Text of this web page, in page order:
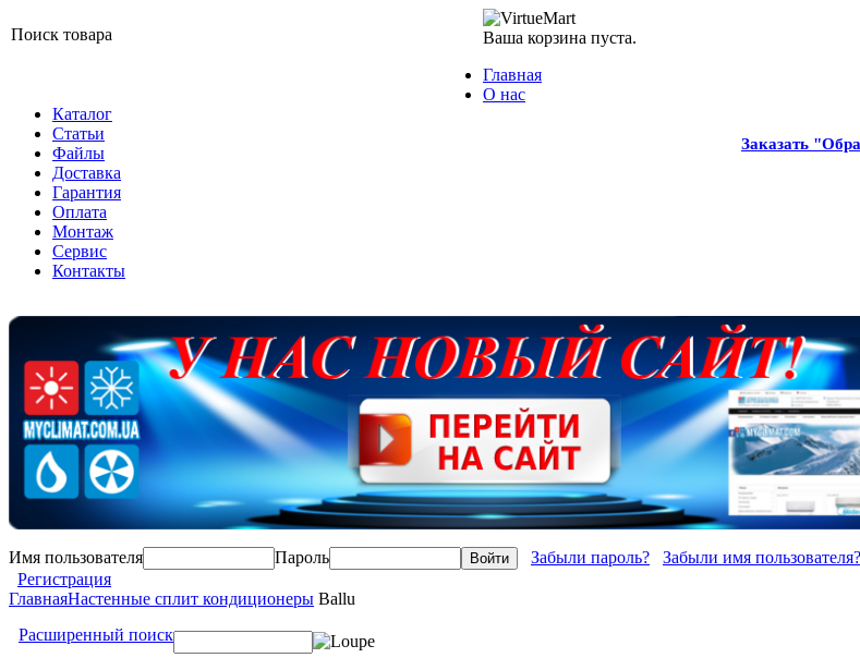
Ваша корзина пуста.
Заказать
Главная
О нас
Каталог
Статьи
Файлы
Доставка
Гарантия
Оплата
Монтаж
Сервис
Контакты
Имя пользователя Пароль Забыли пароль?
Забыли имя пользователя?
Регистрация
ГлавнаяНастенные сплит кондиционеры Ballu
Поиск товара
Расширенный поиск